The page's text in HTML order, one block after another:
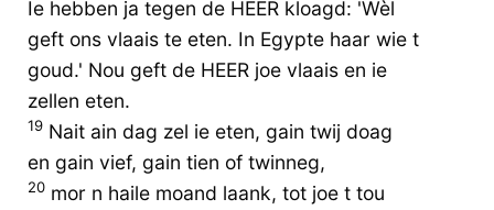
Ie hebben ja tegen de HEER kloagd: 'Wèl
geft ons vlaais te eten. In Egypte haar wie t
goud.' Nou geft de HEER joe vlaais en ie
zellen eten.
19 Nait ain dag zel ie eten, gain twij doag
en gain vief, gain tien of twinneg,
20 mor n haile moand laank, tot joe t tou